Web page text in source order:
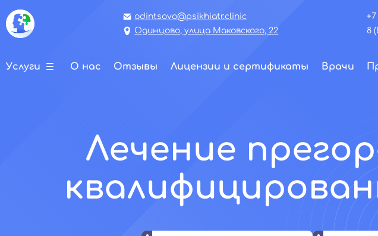
odintsovo@psikhiatr.clinic
Одинцово, улица Маковского, 22
+7
8
Услуги О нас Отзывы Лицензии и сертификаты Врачи
Лечение